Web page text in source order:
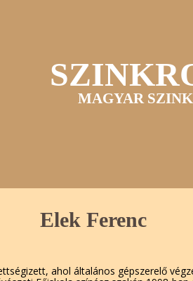
MAGYAR
Elek Ferenc
ahol általános gépszerelő